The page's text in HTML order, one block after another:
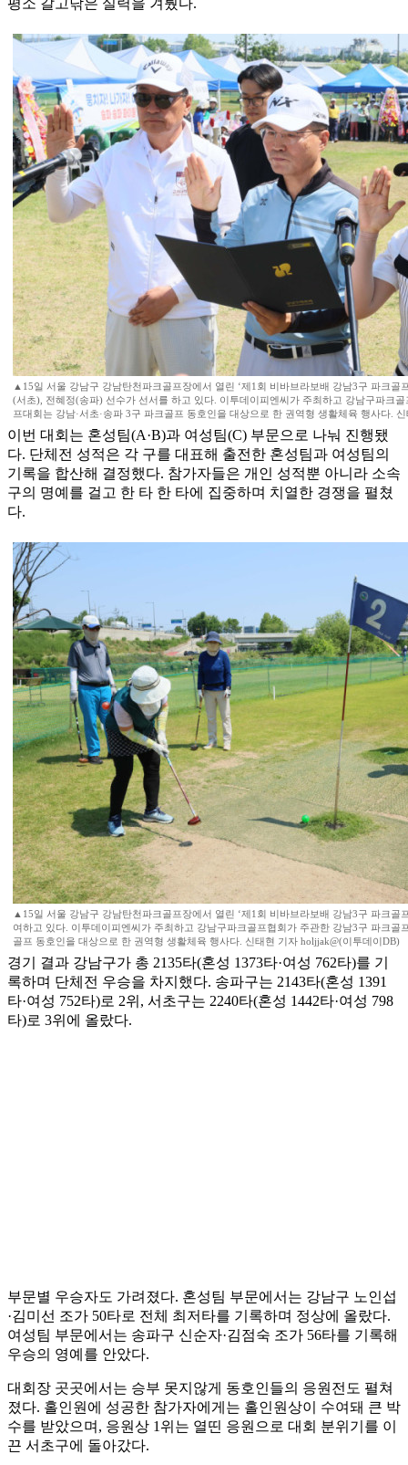
평소 갈고닦은 실력을 겨뤘다.
▲15일 서울 강남구 강남탄천파크골프장에서 열린 ‘제1회 비바브라보배 강남3구 파크골
(서초), 전혜정(송파) 선수가 선서를 하고 있다. 이투데이피엔씨가 주최하고 강남구파크
프대회는 강남·서초·송파 3구 파크골프 동호인을 대상으로 한 권역형 생활체육 행사다.
이번 대회는 혼성팀(A·B)과 여성팀(C) 부문으로 나눠 진행됐
다. 단체전 성적은 각 구를 대표해 출전한 혼성팀과 여성팀의
기록을 합산해 결정했다. 참가자들은 개인 성적뿐 아니라 소속
구의 명예를 걸고 한 타 한 타에 집중하며 치열한 경쟁을 펼쳤
다.
▲15일 서울 강남구 강남탄천파크골프장에서 열린 ‘제1회 비바브라보배 강남3구 파크골
여하고 있다. 이투데이피엔씨가 주최하고 강남구파크골프협회가 주관한 강남3구 파크골
골프 동호인을 대상으로 한 권역형 생활체육 행사다. 신태현 기자 holjjak@(이투데이DB)
경기 결과 강남구가 총 2135타(혼성 1373타·여성 762타)를 기
록하며 단체전 우승을 차지했다. 송파구는 2143타(혼성 1391
타·여성 752타)로 2위, 서초구는 2240타(혼성 1442타·여성 798
타)로 3위에 올랐다.
부문별 우승자도 가려졌다. 혼성팀 부문에서는 강남구 노인섭
·김미선 조가 50타로 전체 최저타를 기록하며 정상에 올랐다.
여성팀 부문에서는 송파구 신순자·김점숙 조가 56타를 기록해
우승의 영예를 안았다.
대회장 곳곳에서는 승부 못지않게 동호인들의 응원전도 펼쳐
졌다. 홀인원에 성공한 참가자에게는 홀인원상이 수여돼 큰 박
수를 받았으며, 응원상 1위는 열띤 응원으로 대회 분위기를 이
끈 서초구에 돌아갔다.